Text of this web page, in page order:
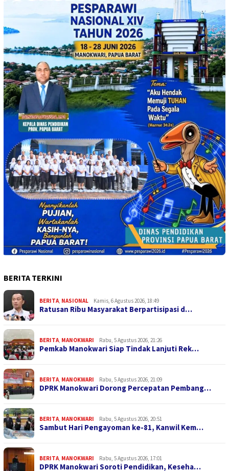
BERITA TERKINI
BERITA NASIONAL Kamis, 6 Agustus 2026, 18:49
Ratusan Ribu Masyarakat Berpartisipasi d…
BERITA MANOKWARI Rabu, 5 Agustus 2026, 21:26
Pemkab Manokwari Siap Tindak Lanjuti Rek…
BERITA MANOKWARI Rabu, 5 Agustus 2026, 21:09
DPRK Manokwari Dorong Percepatan Pembang…
BERITA MANOKWARI Rabu, 5 Agustus 2026, 20:51
Sambut Hari Pengayoman ke-81, Kanwil Kem…
BERITA MANOKWARI Rabu, 5 Agustus 2026, 17:01
DPRK Manokwari Soroti Pendidikan, Keseha…